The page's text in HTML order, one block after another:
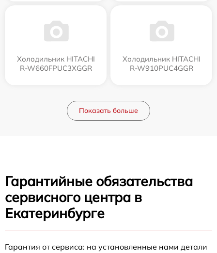
Холодильник HITACHI
R-W660FPUC3XGGR
Холодильник HITACHI
R-W910PUC4GGR
Показать больше
Гарантийные обязательства
сервисного центра в
Екатеринбурге
Гарантия от сервиса: на установленные нами детали